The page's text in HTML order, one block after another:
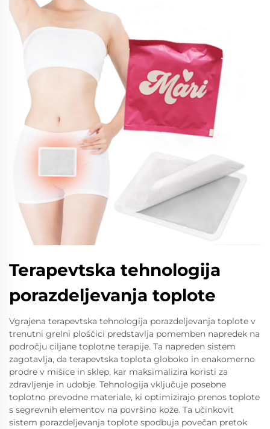
Terapevtska tehnologija
porazdeljevanja toplote
Vgrajena terapevtska tehnologija porazdeljevanja toplote v
trenutni grelni ploščici predstavlja pomemben napredek na
področju ciljane toplotne terapije. Ta napreden sistem
zagotavlja, da terapevtska toplota globoko in enakomerno
prodre v mišice in sklep, kar maksimalizira koristi za
zdravljenje in udobje. Tehnologija vključuje posebne
toplotno prevodne materiale, ki optimizirajo prenos toplote
s segrevnih elementov na površino kože. Ta učinkovit
sistem porazdeljevanja toplote spodbuja povečan pretok